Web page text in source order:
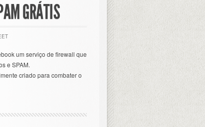
GRÁTIS
um serviço de firewall que
e SPAM.
criado para combater o